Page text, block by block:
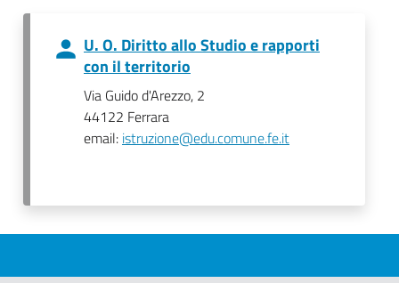
U. O. Diritto allo Studio e rapporti
con il territorio
Via Guido d'Arezzo, 2
44122 Ferrara
email: istruzione@edu.comune.fe.it